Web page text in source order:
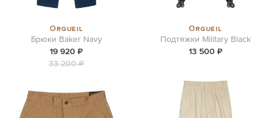
Orgueil
Брюки Baker Navy
19 920 ₽
33 200 ₽
Orgueil
Подтяжки Military Black
13 500 ₽